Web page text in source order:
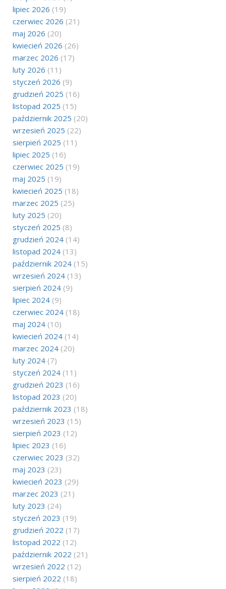
lipiec 2026 (19)
czerwiec 2026 (21)
maj 2026 (20)
kwiecień 2026 (26)
marzec 2026 (17)
luty 2026 (11)
styczeń 2026 (9)
grudzień 2025 (16)
listopad 2025 (15)
październik 2025 (20)
wrzesień 2025 (22)
sierpień 2025 (11)
lipiec 2025 (16)
czerwiec 2025 (19)
maj 2025 (19)
kwiecień 2025 (18)
marzec 2025 (25)
luty 2025 (20)
styczeń 2025 (8)
grudzień 2024 (14)
listopad 2024 (13)
październik 2024 (15)
wrzesień 2024 (13)
sierpień 2024 (9)
lipiec 2024 (9)
czerwiec 2024 (18)
maj 2024 (10)
kwiecień 2024 (14)
marzec 2024 (20)
luty 2024 (7)
styczeń 2024 (11)
grudzień 2023 (16)
listopad 2023 (20)
październik 2023 (18)
wrzesień 2023 (15)
sierpień 2023 (12)
lipiec 2023 (16)
czerwiec 2023 (32)
maj 2023 (23)
kwiecień 2023 (29)
marzec 2023 (21)
luty 2023 (24)
styczeń 2023 (19)
grudzień 2022 (17)
listopad 2022 (12)
październik 2022 (21)
wrzesień 2022 (12)
sierpień 2022 (18)